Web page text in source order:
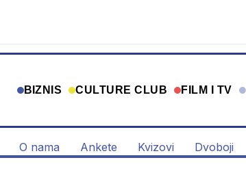
BIZNIS CULTURE CLUB FILM I TV
O nama Ankete Kvizovi Dvoboji